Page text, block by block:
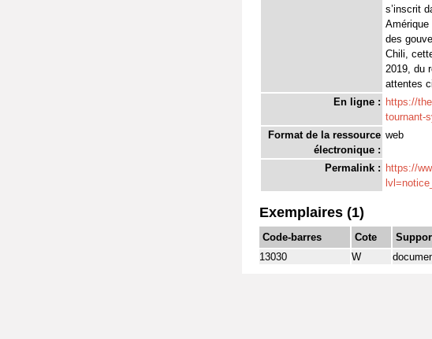
s’inscrit
Amérique
des
Chili,
2019, du
attentes
En ligne : https://
tournant-
Format de la ressource
électronique :
web
Permalink : https://
Exemplaires (1)
Code-barres Cote
13030
W